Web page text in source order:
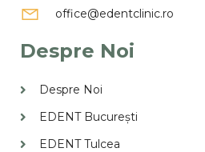
office@edentclinic.ro
Despre Noi
Despre Noi
EDENT București
EDENT Tulcea